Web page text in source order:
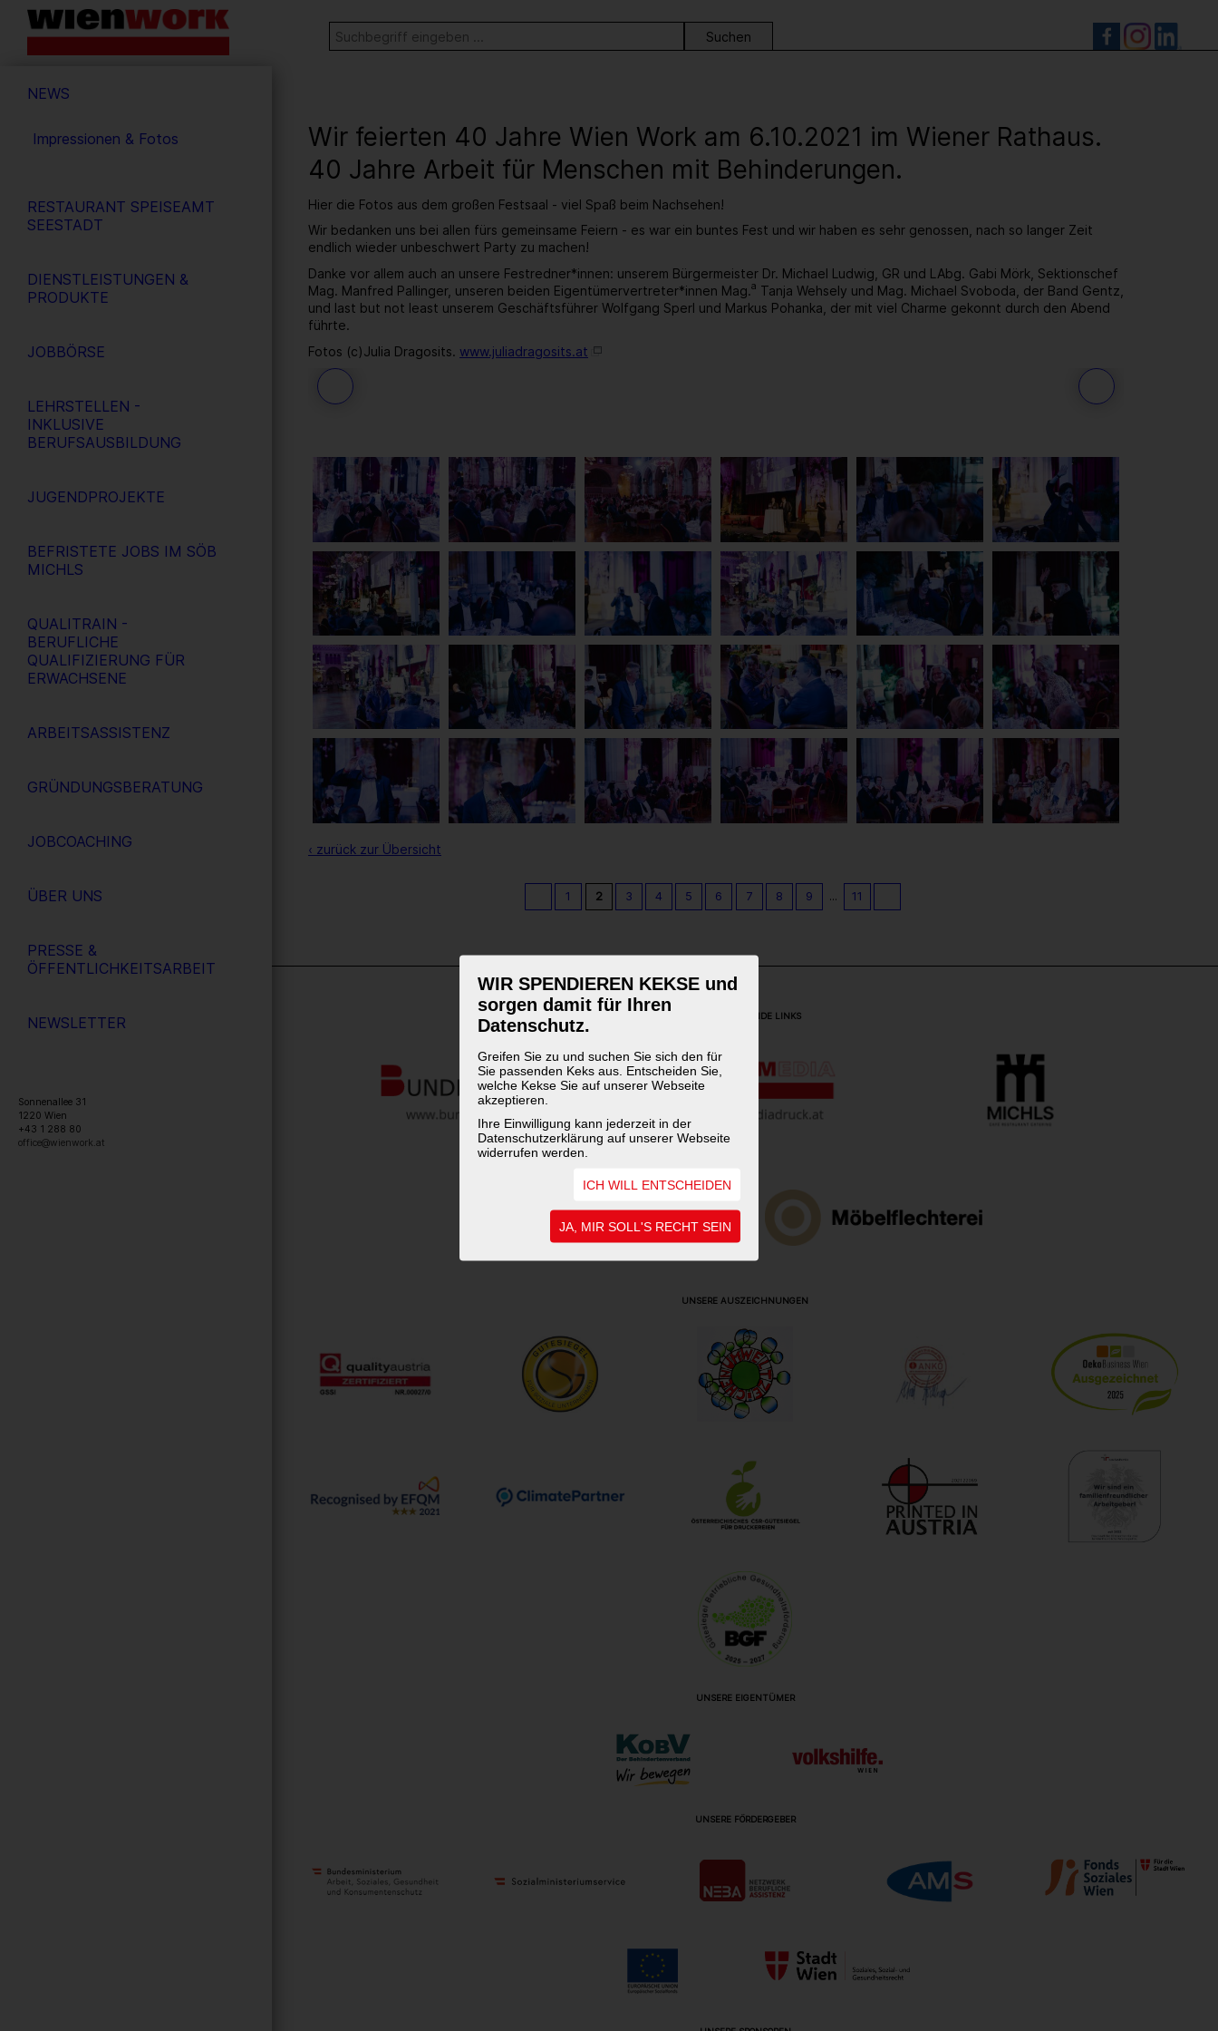
WIR SPENDIEREN KEKSE und
sorgen damit für Ihren
Datenschutz.
Greifen Sie zu und suchen Sie sich den für
Sie passenden Keks aus. Entscheiden Sie,
welche Kekse Sie auf unserer Webseite
akzeptieren.
Ihre Einwilligung kann jederzeit in der
Datenschutzerklärung auf unserer Webseite
widerrufen werden.
ICH WILL ENTSCHEIDEN
JA, MIR SOLL'S RECHT SEIN
Barrierefreie
Bedienung
Webseite
Stichwortsuche
SUCHE
NEWS
Impressionen & Fotos
RESTAURANT SPEISEAMT
SEESTADT
DIENSTLEISTUNGEN &
PRODUKTE
JOBBÖRSE
LEHRSTELLEN -
INKLUSIVE
BERUFSAUSBILDUNG
JUGENDPROJEKTE
BEFRISTETE JOBS IM SÖB
MICHLS
QUALITRAIN -
BERUFLICHE
QUALIFIZIERUNG FÜR
ERWACHSENE
ARBEITSASSISTENZ
GRÜNDUNGSBERATUNG
JOBCOACHING
ÜBER UNS
PRESSE &
ÖFFENTLICHKEITSARBEIT
NEWSLETTER
Sonnenallee 31
1220 Wien
+43 1 288 80
office@wienwork.at
Wir feierten 40 Jahre Wien Work am 6.10.2021 im Wiener Rathaus.
40 Jahre Arbeit für Menschen mit Behinderungen.
Hier die Fotos aus dem großen Festsaal - viel Spaß beim Nachsehen!
Wir bedanken uns bei allen fürs gemeinsame Feiern - es war ein buntes Fest und wir haben es sehr genossen, nach so langer Zeit
endlich wieder unbeschwert Party zu machen!
Danke vor allem auch an unsere Festredner*innen: unserem Bürgermeister Dr. Michael Ludwig, GR und LAbg. Gabi Mörk, Sektionschef
Mag. Manfred Pallinger, unseren beiden Eigentümervertreter*innen Mag.a Tanja Wehsely und Mag. Michael Svoboda, der Band Gentz,
und last but not least unserem Geschäftsführer Wolfgang Sperl und Markus Pohanka, der mit viel Charme gekonnt durch den Abend
führte.
Fotos (c)Julia Dragosits. www.juliadragosits.at
45 / 259
‹ zurück zur Übersicht
1 2 3 4 5 6 7 8 9 ... 11
WEITERFÜHRENDE LINKS
UNSERE AUSZEICHNUNGEN
UNSERE EIGENTÜMER
UNSERE FÖRDERGEBER